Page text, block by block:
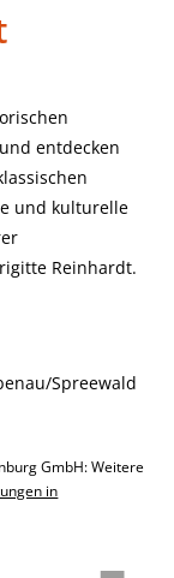
entdecken
und kulturelle
Reinhardt.
Spreewald
GmbH: Weitere
in